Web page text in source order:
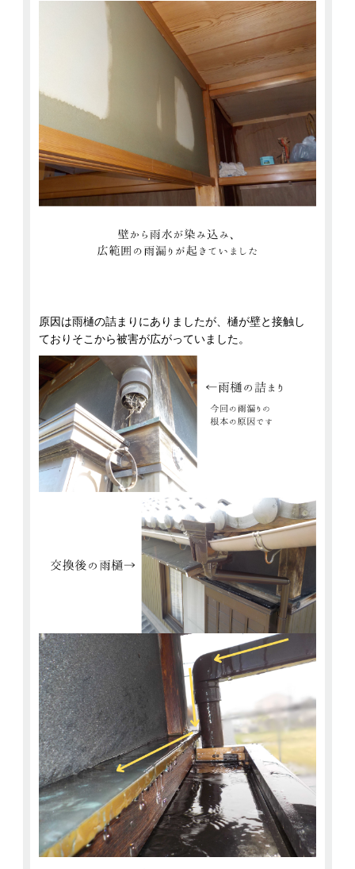
原因は雨樋の詰まりにありましたが、樋が壁と接触し
ておりそこから被害が広がっていました。